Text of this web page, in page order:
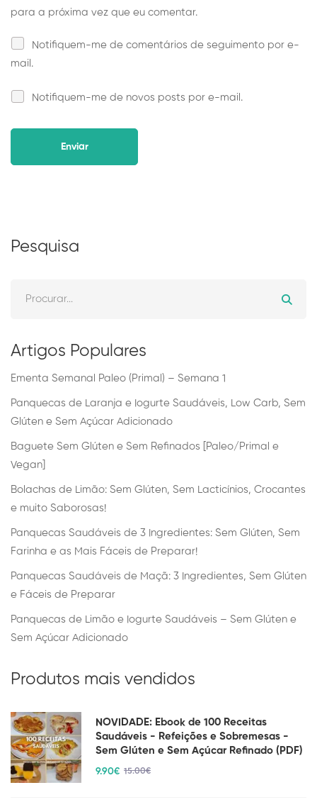
para a próxima vez que eu comentar.
Notifiquem-me de comentários de seguimento por e-
mail.
Notifiquem-me de novos posts por e-mail.
Pesquisa
Artigos Populares
Ementa Semanal Paleo (Primal) – Semana 1
Panquecas de Laranja e Iogurte Saudáveis, Low Carb, Sem
Glúten e Sem Açúcar Adicionado
Baguete Sem Glúten e Sem Refinados [Paleo/Primal e
Vegan]
Bolachas de Limão: Sem Glúten, Sem Lacticínios, Crocantes
e muito Saborosas!
Panquecas Saudáveis de 3 Ingredientes: Sem Glúten, Sem
Farinha e as Mais Fáceis de Preparar!
Panquecas Saudáveis de Maçã: 3 Ingredientes, Sem Glúten
e Fáceis de Preparar
Panquecas de Limão e Iogurte Saudáveis – Sem Glúten e
Sem Açúcar Adicionado
Produtos mais vendidos
NOVIDADE: Ebook de 100 Receitas
Saudáveis - Refeições e Sobremesas -
Sem Glúten e Sem Açúcar Refinado (PDF)
9.90€ 15.00€